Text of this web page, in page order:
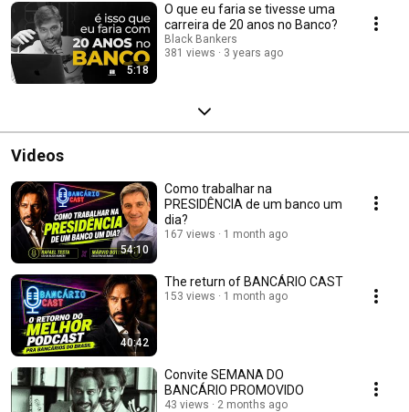
5:18
O que eu faria se tivesse uma
carreira de 20 anos no Banco?
Black Bankers
381 views
3 years ago
Videos
54:10
Como trabalhar na
PRESIDÊNCIA de um banco um
dia?
167 views 1 month ago
40:42
The return of BANCÁRIO CAST
153 views 1 month ago
Convite SEMANA DO
BANCÁRIO PROMOVIDO
43 views 2 months ago